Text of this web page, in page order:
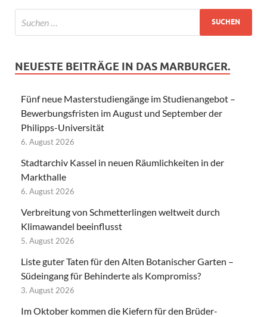
NEUESTE BEITRÄGE IN DAS MARBURGER.
Fünf neue Masterstudiengänge im Studienangebot –
Bewerbungsfristen im August und September der
Philipps-Universität
6. August 2026
Stadtarchiv Kassel in neuen Räumlichkeiten in der
Markthalle
6. August 2026
Verbreitung von Schmetterlingen weltweit durch
Klimawandel beeinflusst
5. August 2026
Liste guter Taten für den Alten Botanischer Garten –
Südeingang für Behinderte als Kompromiss?
3. August 2026
Im Oktober kommen die Kiefern für den Brüder-